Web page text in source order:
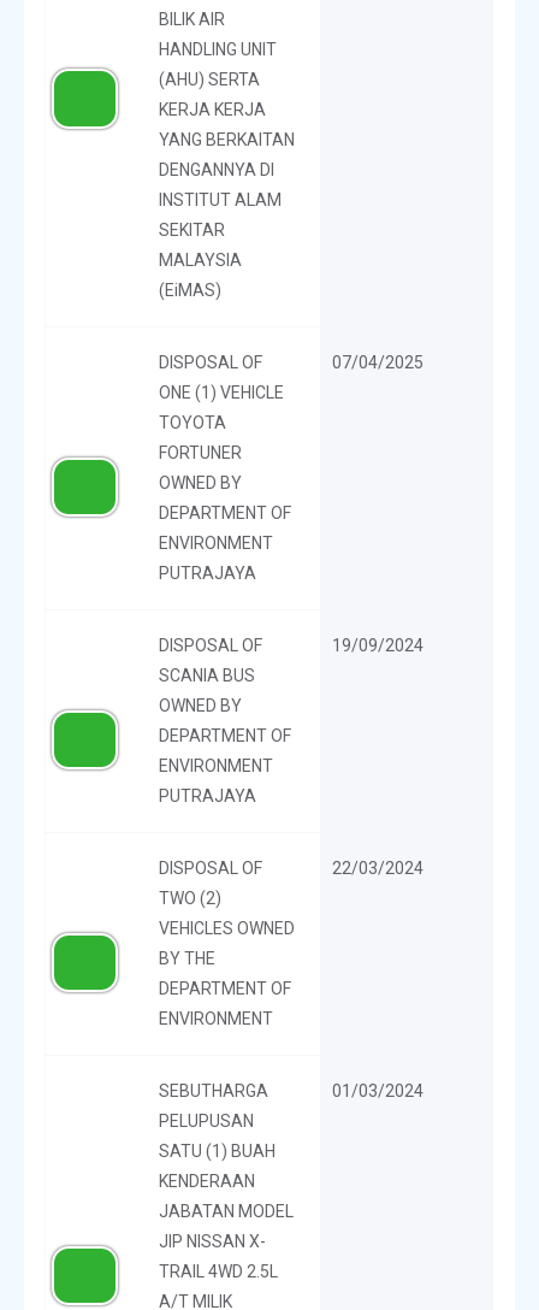
BILIK AIR
HANDLING UNIT
(AHU) SERTA
KERJA KERJA
YANG BERKAITAN
DENGANNYA DI
INSTITUT ALAM
SEKITAR
MALAYSIA
(EiMAS)
DISPOSAL OF
ONE (1) VEHICLE
TOYOTA
FORTUNER
OWNED BY
DEPARTMENT OF
ENVIRONMENT
PUTRAJAYA
07/04/2025
DISPOSAL OF
SCANIA BUS
OWNED BY
DEPARTMENT OF
ENVIRONMENT
PUTRAJAYA
19/09/2024
DISPOSAL OF
TWO (2)
VEHICLES OWNED
BY THE
DEPARTMENT OF
ENVIRONMENT
22/03/2024
SEBUTHARGA
PELUPUSAN
SATU (1) BUAH
KENDERAAN
JABATAN MODEL
JIP NISSAN X-
TRAIL 4WD 2.5L
A/T MILIK
01/03/2024